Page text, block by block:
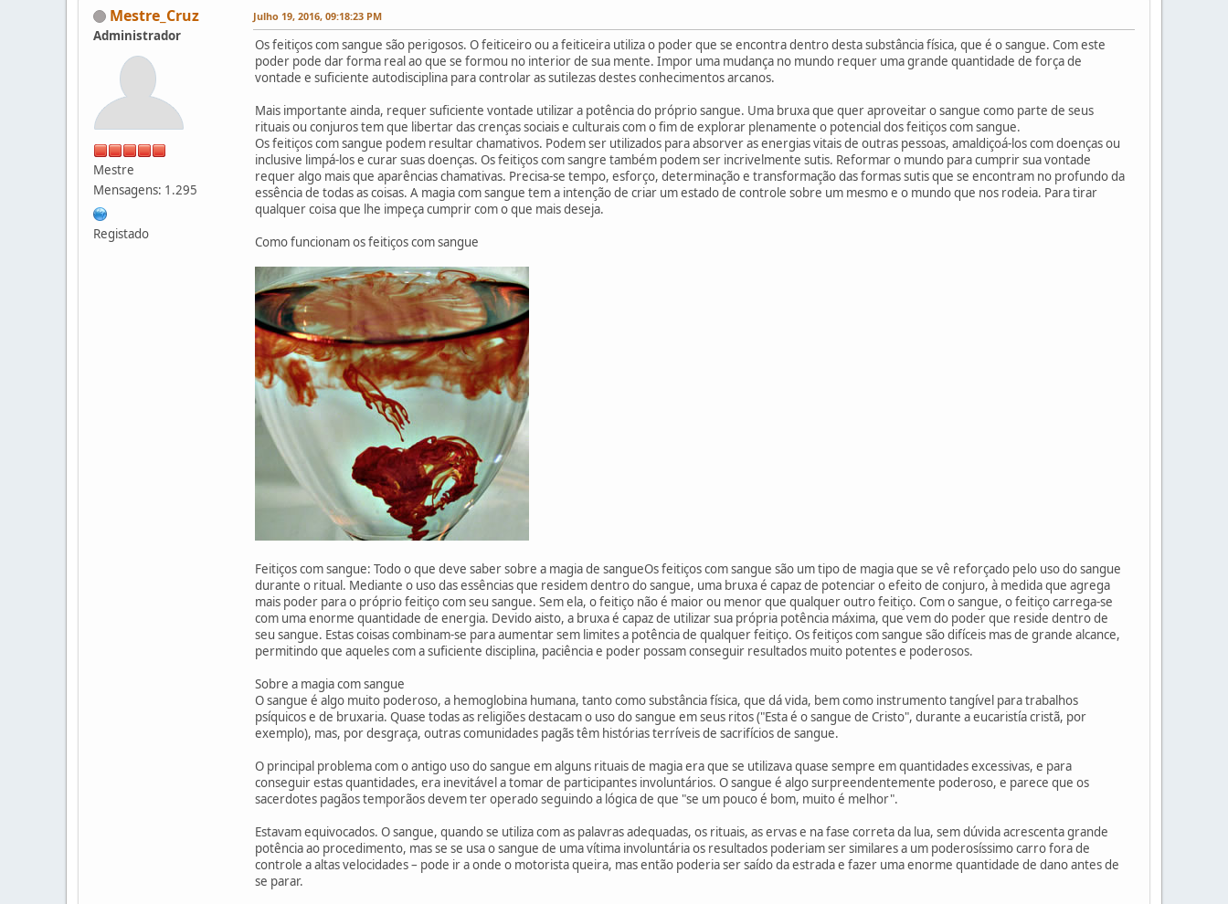
Mestre_Cruz
Administrador
Mestre
Mensagens: 1.295
Registado
Julho 19, 2016, 09:18:23 PM
Os feitiços com sangue são perigosos. O feiticeiro ou a feiticeira utiliza o poder que se encontra dentro desta substância física, que é o sangue. Com este
poder pode dar forma real ao que se formou no interior de sua mente. Impor uma mudança no mundo requer uma grande quantidade de força de
vontade e suficiente autodisciplina para controlar as sutilezas destes conhecimentos arcanos.
Mais importante ainda, requer suficiente vontade utilizar a potência do próprio sangue. Uma bruxa que quer aproveitar o sangue como parte de seus
rituais ou conjuros tem que libertar das crenças sociais e culturais com o fim de explorar plenamente o potencial dos feitiços com sangue.
Os feitiços com sangue podem resultar chamativos. Podem ser utilizados para absorver as energias vitais de outras pessoas, amaldiçoá-los com doenças ou
inclusive limpá-los e curar suas doenças. Os feitiços com sangre também podem ser incrivelmente sutis. Reformar o mundo para cumprir sua vontade
requer algo mais que aparências chamativas. Precisa-se tempo, esforço, determinação e transformação das formas sutis que se encontram no profundo da
essência de todas as coisas. A magia com sangue tem a intenção de criar um estado de controle sobre um mesmo e o mundo que nos rodeia. Para tirar
qualquer coisa que lhe impeça cumprir com o que mais deseja.
Como funcionam os feitiços com sangue
Feitiços com sangue: Todo o que deve saber sobre a magia de sangueOs feitiços com sangue são um tipo de magia que se vê reforçado pelo uso do sangue
durante o ritual. Mediante o uso das essências que residem dentro do sangue, uma bruxa é capaz de potenciar o efeito de conjuro, à medida que agrega
mais poder para o próprio feitiço com seu sangue. Sem ela, o feitiço não é maior ou menor que qualquer outro feitiço. Com o sangue, o feitiço carrega-se
com uma enorme quantidade de energia. Devido aisto, a bruxa é capaz de utilizar sua própria potência máxima, que vem do poder que reside dentro de
seu sangue. Estas coisas combinam-se para aumentar sem limites a potência de qualquer feitiço. Os feitiços com sangue são difíceis mas de grande alcance,
permitindo que aqueles com a suficiente disciplina, paciência e poder possam conseguir resultados muito potentes e poderosos.
Sobre a magia com sangue
O sangue é algo muito poderoso, a hemoglobina humana, tanto como substância física, que dá vida, bem como instrumento tangível para trabalhos
psíquicos e de bruxaria. Quase todas as religiões destacam o uso do sangue em seus ritos ("Esta é o sangue de Cristo", durante a eucaristía cristã, por
exemplo), mas, por desgraça, outras comunidades pagãs têm histórias terríveis de sacrifícios de sangue.
O principal problema com o antigo uso do sangue em alguns rituais de magia era que se utilizava quase sempre em quantidades excessivas, e para
conseguir estas quantidades, era inevitável a tomar de participantes involuntários. O sangue é algo surpreendentemente poderoso, e parece que os
sacerdotes pagãos temporãos devem ter operado seguindo a lógica de que "se um pouco é bom, muito é melhor".
Estavam equivocados. O sangue, quando se utiliza com as palavras adequadas, os rituais, as ervas e na fase correta da lua, sem dúvida acrescenta grande
potência ao procedimento, mas se se usa o sangue de uma vítima involuntária os resultados poderiam ser similares a um poderosíssimo carro fora de
controle a altas velocidades – pode ir a onde o motorista queira, mas então poderia ser saído da estrada e fazer uma enorme quantidade de dano antes de
se parar.